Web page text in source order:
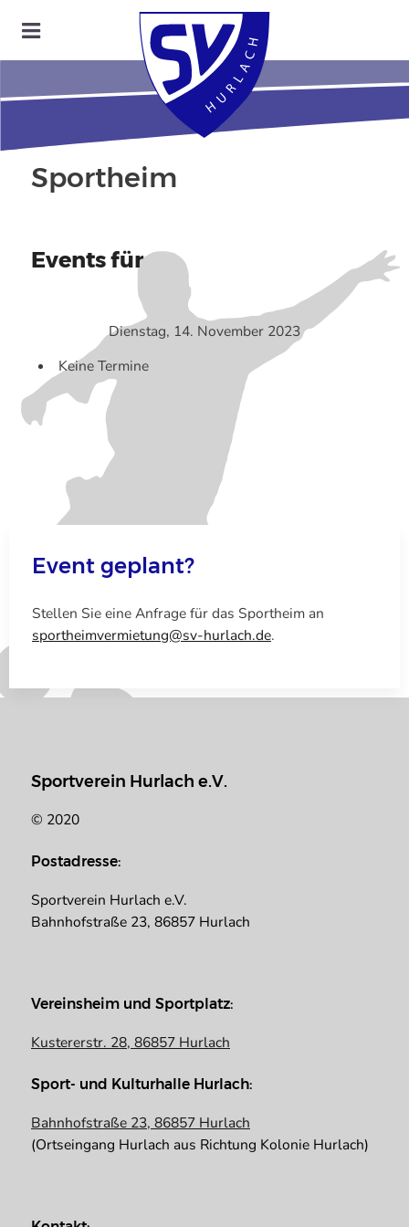
Sportheim
Events für
Dienstag, 14. November 2023
Keine Termine
Event geplant?
Stellen Sie eine Anfrage für das Sportheim an
sportheimvermietung@sv-hurlach.de.
Sportverein Hurlach e.V.
© 2020
Postadresse:
Sportverein Hurlach e.V.
Bahnhofstraße 23, 86857 Hurlach
Vereinsheim und Sportplatz:
Kustererstr. 28, 86857 Hurlach
Sport- und Kulturhalle Hurlach:
Bahnhofstraße 23, 86857 Hurlach
(Ortseingang Hurlach aus Richtung Kolonie Hurlach)